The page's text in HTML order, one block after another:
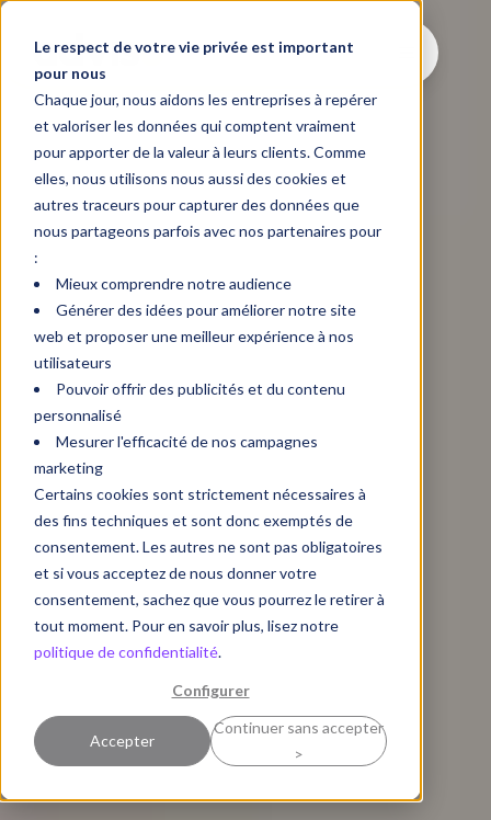
Le respect de votre vie privée est important
pour nous
Chaque jour, nous aidons les entreprises à repérer
et valoriser les données qui comptent vraiment
pour apporter de la valeur à leurs clients. Comme
elles, nous utilisons nous aussi des cookies et
autres traceurs pour capturer des données que
nous partageons parfois avec nos partenaires pour
:
Mieux comprendre notre audience
Générer des idées pour améliorer notre site
web et proposer une meilleur expérience à nos
utilisateurs
Pouvoir offrir des publicités et du contenu
personnalisé
Mesurer l'efficacité de nos campagnes
marketing
Certains cookies sont strictement nécessaires à
des fins techniques et sont donc exemptés de
consentement. Les autres ne sont pas obligatoires
et si vous acceptez de nous donner votre
consentement, sachez que vous pourrez le retirer à
tout moment. Pour en savoir plus, lisez notre
politique de confidentialité.
Configurer
Accepter
Continuer sans accepter
>